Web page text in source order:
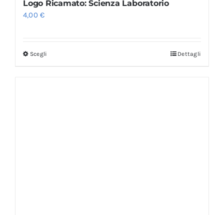
Logo Ricamato: Scienza Laboratorio
4,00€
Scegli Dettagli